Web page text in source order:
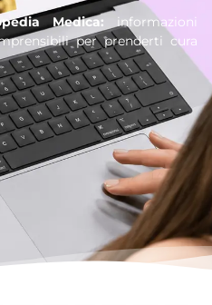
Medica: informazioni
per prenderti cura